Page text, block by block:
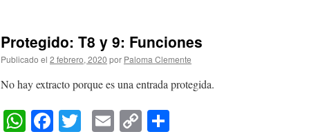
Protegido: T8 y 9: Funciones
Publicado el 2 febrero, 2020 por Paloma Clemente
No hay extracto porque es una entrada protegida.
WhatsApp
Facebook
TwitterEmail
Copy